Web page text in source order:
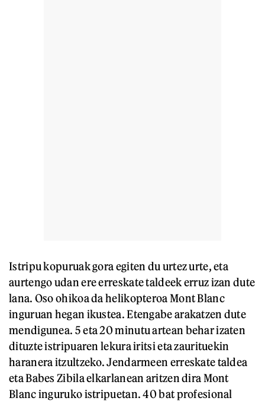
Istripu kopuruak gora egiten du urtez urte, eta
aurtengo udan ere erreskate taldeek erruz izan dute
lana. Oso ohikoa da helikopteroa Mont Blanc
inguruan hegan ikustea. Etengabe arakatzen dute
mendigunea. 5 eta 20 minutu artean behar izaten
dituzte istripuaren lekura iritsi eta zaurituekin
haranera itzultzeko. Jendarmeen erreskate taldea
eta Babes Zibila elkarlanean aritzen dira Mont
Blanc inguruko istripuetan. 40 bat profesional